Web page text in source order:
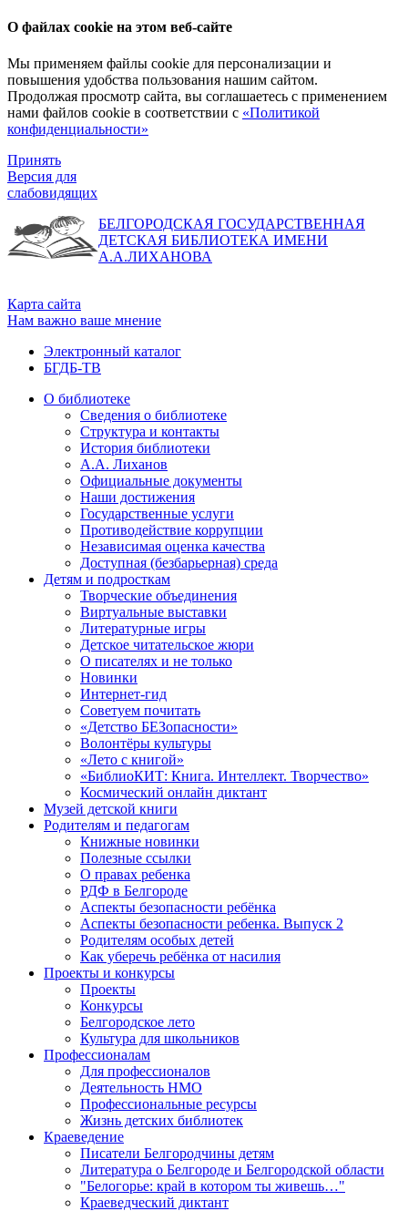
О файлах cookie на этом веб-сайте
Мы применяем файлы cookie для персонализации и
повышения удобства пользования нашим сайтом.
Продолжая просмотр сайта, вы соглашаетесь с применением
нами файлов cookie в соответствии с «Политикой
конфиденциальности»
Принять
Версия для
слабовидящих
БЕЛГОРОДСКАЯ ГОСУДАРСТВЕННАЯ
ДЕТСКАЯ БИБЛИОТЕКА ИМЕНИ
А.А.ЛИХАНОВА
Карта сайта
Нам важно ваше мнение
Электронный каталог
БГДБ-ТВ
О библиотеке
Сведения о библиотеке
Структура и контакты
История библиотеки
А.А. Лиханов
Официальные документы
Наши достижения
Государственные услуги
Противодействие коррупции
Независимая оценка качества
Доступная (безбарьерная) среда
Детям и подросткам
Творческие объединения
Виртуальные выставки
Литературные игры
Детское читательское жюри
О писателях и не только
Новинки
Интернет-гид
Советуем почитать
«Детство БЕЗопасности»
Волонтёры культуры
«Лето с книгой»
«БиблиоКИТ: Книга. Интеллект. Творчество»
Космический онлайн диктант
Музей детской книги
Родителям и педагогам
Книжные новинки
Полезные ссылки
О правах ребенка
РДФ в Белгороде
Аспекты безопасности ребёнка
Аспекты безопасности ребенка. Выпуск 2
Родителям особых детей
Как уберечь ребёнка от насилия
Проекты и конкурсы
Проекты
Конкурсы
Белгородское лето
Культура для школьников
Профессионалам
Для профессионалов
Деятельность НМО
Профессиональные ресурсы
Жизнь детских библиотек
Краеведение
Писатели Белгородчины детям
Литература о Белгороде и Белгородской области
"Белогорье: край в котором ты живешь…"
Краеведческий диктант